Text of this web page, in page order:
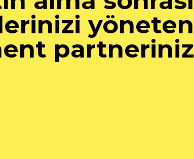
yöneten
partneriniz